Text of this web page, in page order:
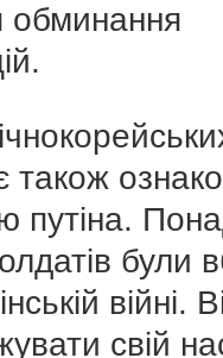
обминання
також
путіна.
були
війні.
свій